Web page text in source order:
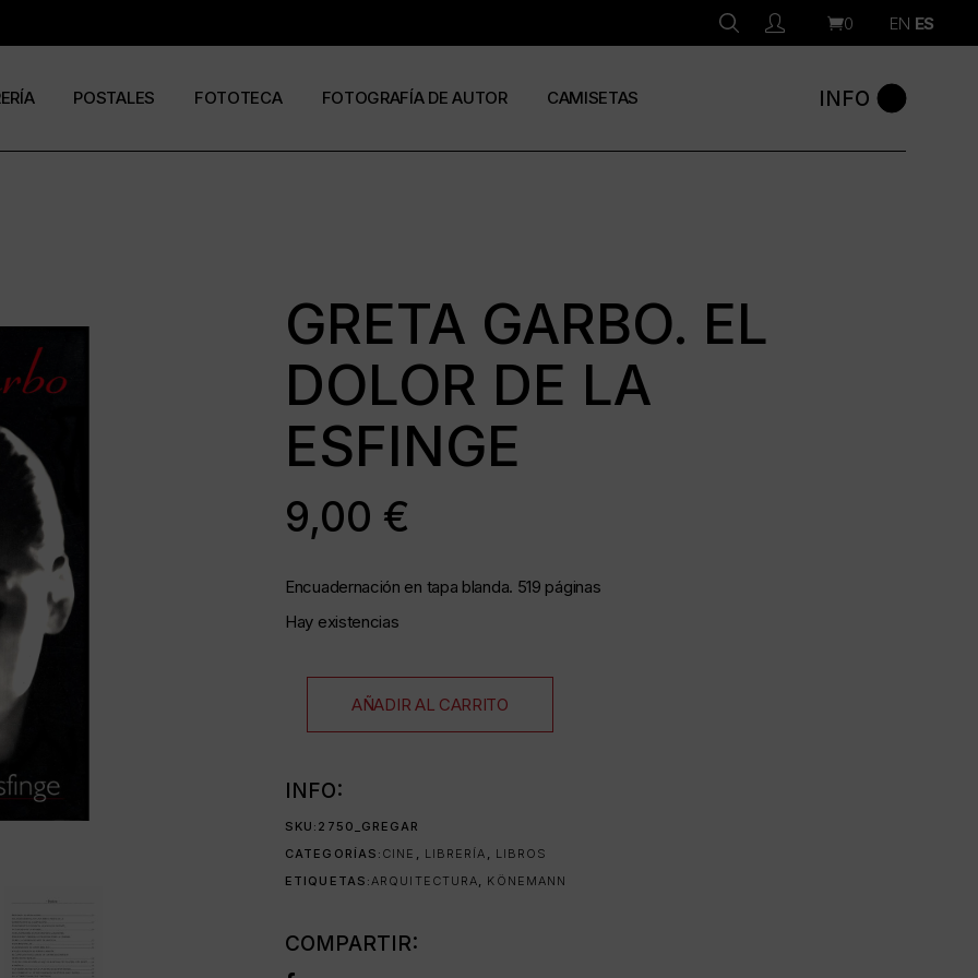
0 EN ES
POSTALES FOTOTECA FOTOGRAFÍA DE AUTOR CAMISETAS INFO
GRETA GARBO. EL
DOLOR DE LA
ESFINGE
9,00 €
Encuadernación en tapa blanda. 519 páginas
Hay existencias
AÑADIR AL CARRITO
INFO:
SKU: 2750_GREGAR
CATEGORÍAS: CINE , LIBRERÍA , LIBROS
ETIQUETAS:ARQUITECTURA, KÖNEMANN
COMPARTIR: